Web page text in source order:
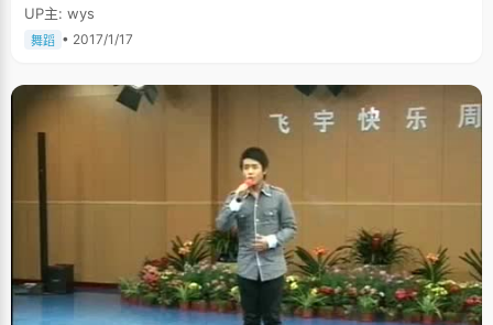
UP主: wys
舞蹈 • 2017/1/17